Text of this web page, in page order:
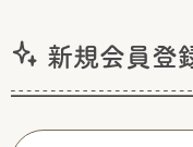
新規会員登